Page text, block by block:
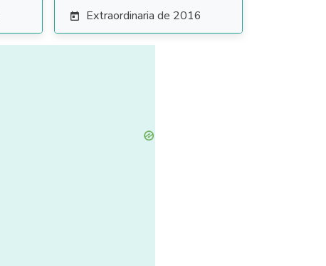
 Extraordinaria de 2016